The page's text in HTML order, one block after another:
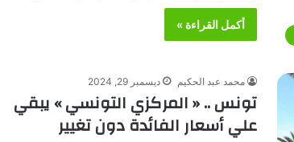
أكمل القراءة »
محمد عبد الحكيم ديسمبر 29, 2024
تونس .. « المركزي التونسي » يبقي
علي أسعار الفائدة دون تغيير